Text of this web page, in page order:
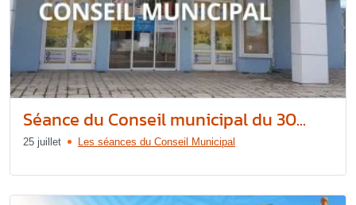
Séance du Conseil municipal du 30...
25 juillet Les séances du Conseil Municipal